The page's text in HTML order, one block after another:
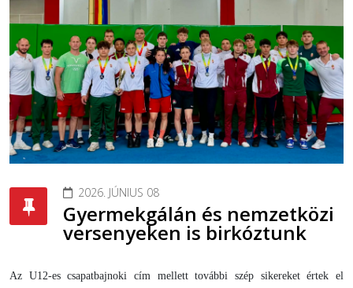
2026. JÚNIUS 08
Gyermekgálán és nemzetközi
versenyeken is birkóztunk
Az U12-es csapatbajnoki cím mellett további szép sikereket értek el